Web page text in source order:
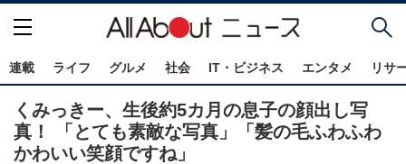
連載 ライフ グルメ 社会 IT・ビジネス エンタメ リサ
くみっきー、生後約5カ月の息子の顔出し写
真！ 「とても素敵な写真」「髪の毛ふわふわ
かわいい笑顔ですね」